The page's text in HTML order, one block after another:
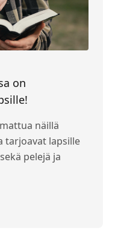
on
näillä
tarjoavat lapsille
pelejä ja